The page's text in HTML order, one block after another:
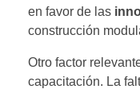
en favor de las
construcción
Otro factor
capacitación. La